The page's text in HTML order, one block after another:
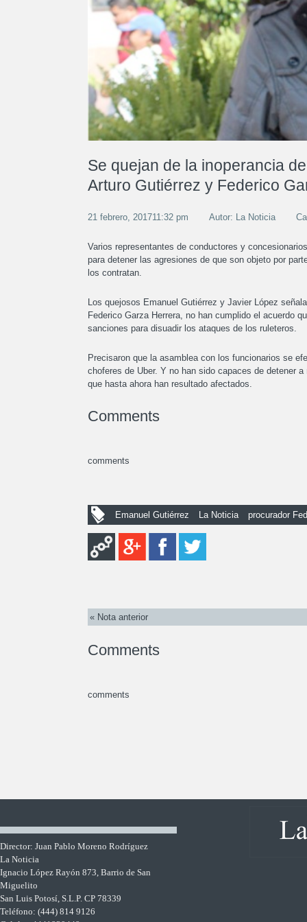
Se quejan de la inoperancia de
Arturo Gutiérrez y Federico
21 febrero, 201711:32 pm Autor: La Noticia
Varios representantes de conductores y
para detener las agresiones de que son objeto por
los contratan.
Los quejosos Emanuel Gutiérrez y Javier López
Federico Garza Herrera, no han cumplido el acuerdo
sanciones para disuadir los ataques de los ruleteros.
Precisaron que la asamblea con los funcionarios se
choferes de Uber. Y no han sido capaces de detener
que hasta ahora han resultado afectados.
Comments
comments
Emanuel Gutiérrez La Noticia procurador
« Nota anterior
Comments
comments
Director: Juan Pablo Moreno Rodríguez
La Noticia
Ignacio López Rayón 873, Barrio de San
Miguelito
San Luis Potosí, S.L.P. CP 78339
Teléfono: (444) 814 9126